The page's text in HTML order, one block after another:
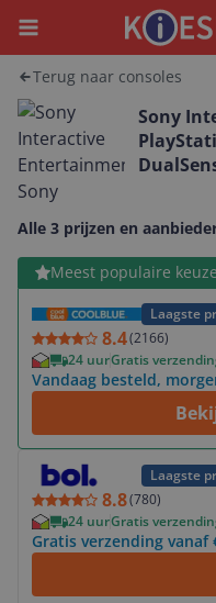
Menu
Terug naar consoles
Sony
Alle 3 prijzen en
Meest populaire keuze
Laagste
8.4(2166)
24 uurGratis
Vandaag besteld,
Bekijk product
Laagste
8.8(780)
24 uurGratis
Gratis verzending
Bekijk product